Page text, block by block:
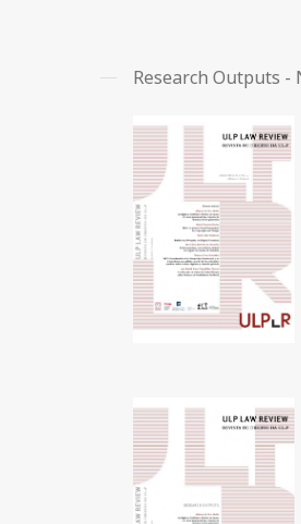
Research Outputs -